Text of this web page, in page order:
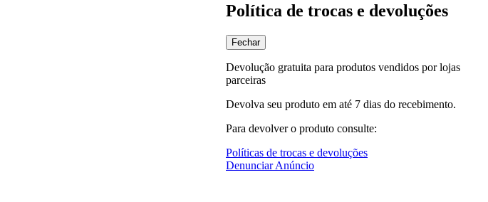
Política de trocas e devoluções
Fechar
Devolução gratuita para produtos vendidos por lojas
parceiras
Devolva seu produto em até 7 dias do recebimento.
Para devolver o produto consulte:
Políticas de trocas e devoluções
Denunciar Anúncio